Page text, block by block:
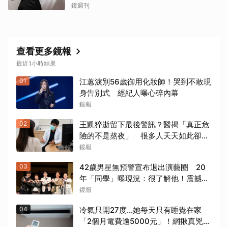
過此類
鏡週刊
查看更多鏡報
最近1小時結果
01
江蕙淚別56歲御用化妝師！哭到不敢現
身告別式 經紀人曝心碎內幕
鏡報
02
王凱猝逝留下最後警訊？醫揭「真正危
險的不是熬夜」 很多人天天如此卻不
自知
鏡報
03
42歲男星無預警宣布退出演藝圈 20
年「同學」曝現況：很了解他！震撼爆
料「恐懼」這件事
鏡報
04
冷氣只開27度…她每天只有睡覺在家
「2個月電費逾5000元」！網揪真兇恐